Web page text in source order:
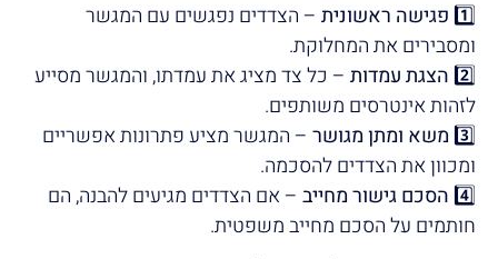
1️⃣ פגישה ראשונית – הצדדים נפגשים עם המגשר
ומסבירים את המחלוקת.
2️⃣ הצגת עמדות – כל צד מציג את עמדתו, והמגשר מסייע
לזהות אינטרסים משותפים.
3️⃣ משא ומתן מגושר – המגשר מציע פתרונות אפשריים
ומכוון את הצדדים להסכמה.
4️⃣ הסכם גישור מחייב – אם הצדדים מגיעים להבנה, הם
חותמים על הסכם מחייב משפטית.